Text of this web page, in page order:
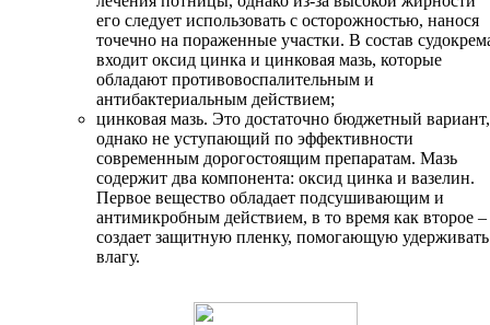
его следует использовать с осторожностью, нанося
точечно на пораженные участки. В состав
входит оксид цинка и цинковая мазь, которые
обладают противовоспалительным и
антибактериальным действием;
цинковая мазь. Это достаточно бюджетный вариант,
однако не уступающий по эффективности
современным дорогостоящим препаратам. Мазь
содержит два компонента: оксид цинка и вазелин.
Первое вещество обладает подсушивающим и
антимикробным действием, в то время как второе –
создает защитную пленку, помогающую удерживать
влагу.